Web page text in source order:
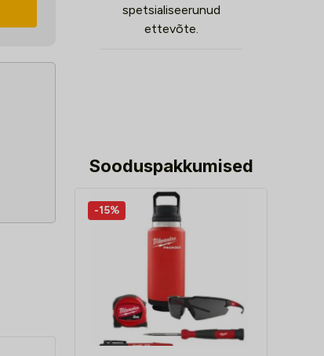
spetsialiseerunud
ettevõte.
Sooduspakkumised
-15%